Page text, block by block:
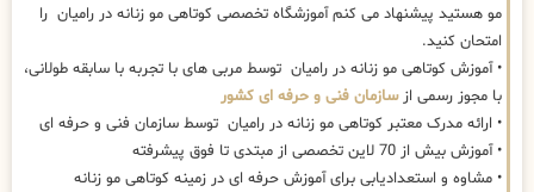
مو هستید پیشنهاد می کنم آموزشگاه تخصصی کوتاهی مو زنانه در رامیان را
امتحان کنید.
• آموزش کوتاهی مو زنانه در رامیان توسط مربی های با تجربه با سابقه طولانی،
با مجوز رسمی ازسازمان فنی و حرفه ای کشور
• ارائه مدرک معتبر کوتاهی مو زنانه در رامیان توسط سازمان فنی و حرفه ای
• آموزش بیش از 70 لاین تخصصی از مبتدی تا فوق پیشرفته
• مشاوه و استعدادیابی برای آموزش حرفه ای در زمینه کوتاهی مو زنانه